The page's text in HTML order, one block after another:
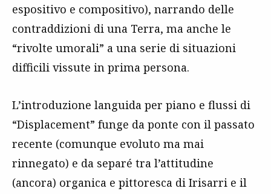
espositivo e compositivo), narrando delle
contraddizioni di una Terra, ma anche le
“rivolte umorali” a una serie di situazioni
difficili vissute in prima persona.
L’introduzione languida per piano e flussi di
“Displacement” funge da ponte con il passato
recente (comunque evoluto ma mai
rinnegato) e da separé tra l’attitudine
(ancora) organica e pittoresca di Irisarri e il